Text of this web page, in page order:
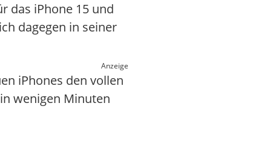
das iPhone 15 und
dagegen in seiner
Anzeige
iPhones den vollen
wenigen Minuten